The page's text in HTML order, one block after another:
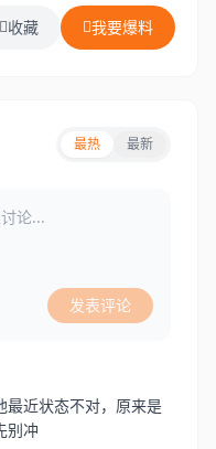
收藏 我要爆料
最热 最新
发表评论
最近状态不对，原来是
别冲